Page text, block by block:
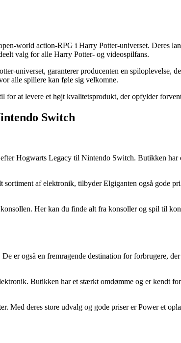
world action-RPG i Harry Potter-universet. Deres
valg for alle Harry Potter- og videospilfans.
universet, garanterer producenten en spiloplevelse,
alle spillere kan føle sig velkomne.
at levere et højt kvalitetsprodukt, der opfylder
Switch
Hogwarts Legacy til Nintendo Switch. Butikken har
af elektronik, tilbyder Elgiganten også gode
Her kan du finde alt fra konsoller og spil til
er også en fremragende destination for forbrugere,
Butikken har et stærkt omdømme og er kendt
Med deres store udvalg og gode priser er Power et